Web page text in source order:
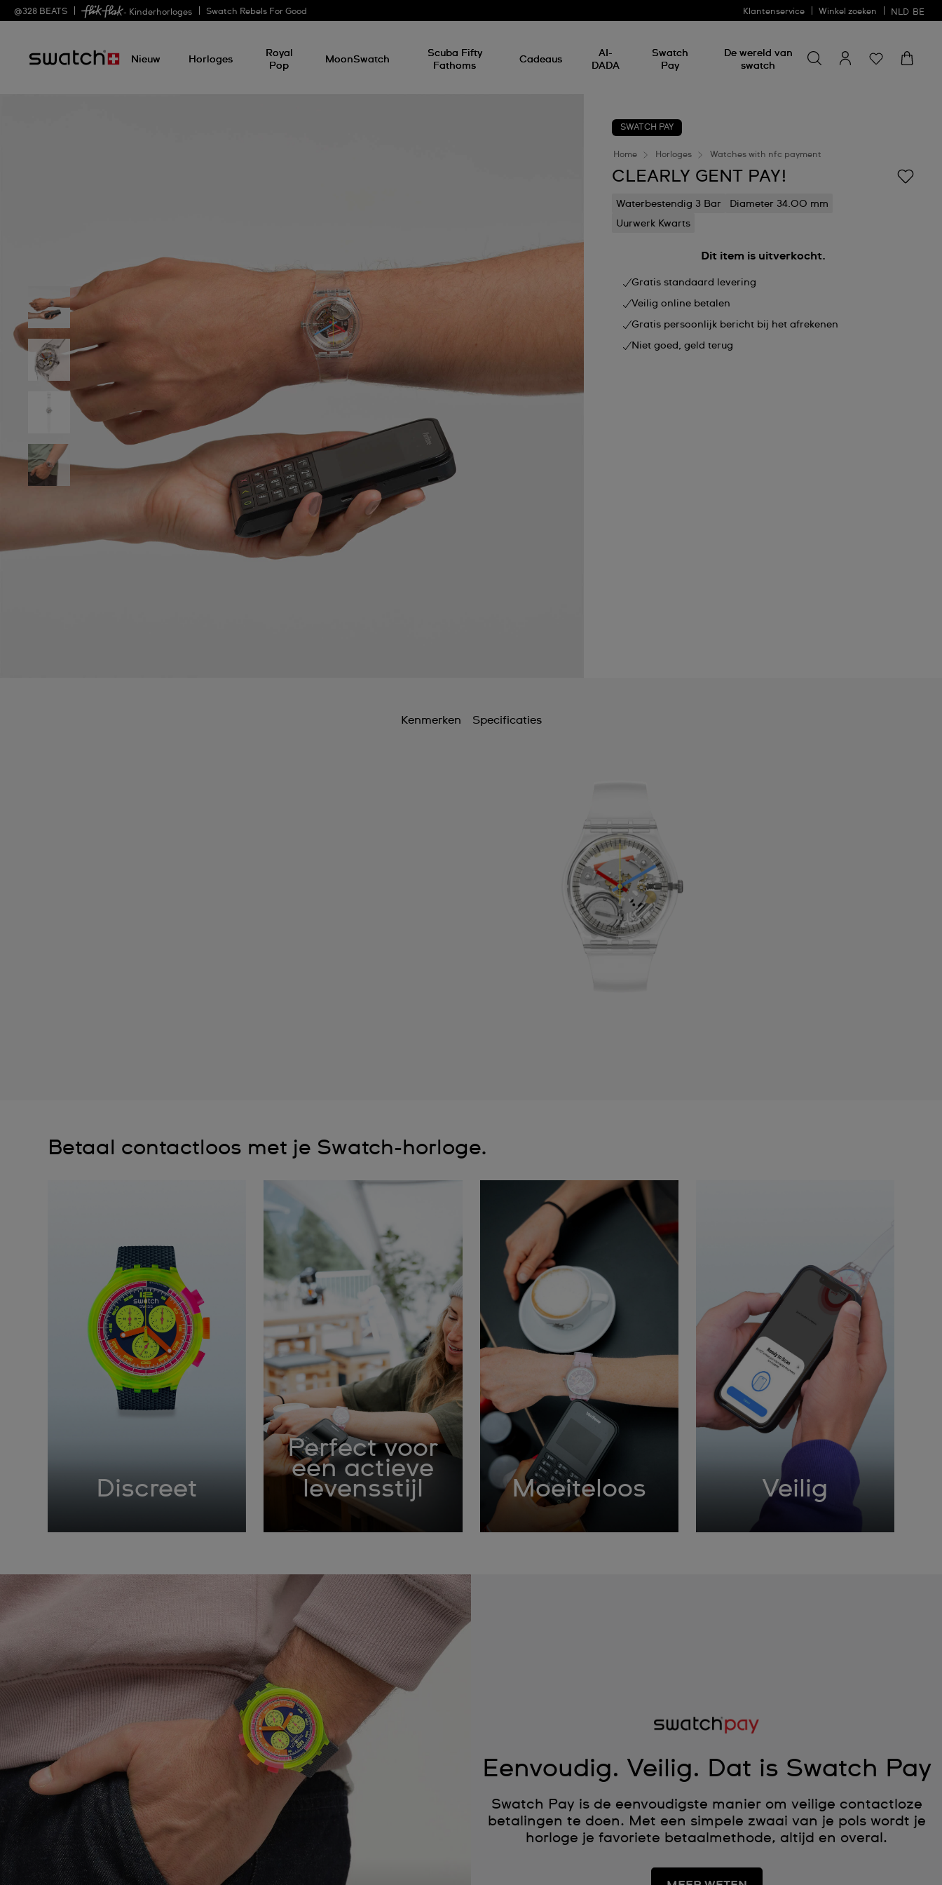
@328 BEATS - Kinderhorloges Swatch Rebels For Good Klantenservice Winkel zoeken NLD BE
Nieuw Horloges
Royal
Pop
MoonSwatch
Scuba Fifty
Fathoms
Cadeaus
AI-
DADA
Swatch
Pay
De wereld van
swatch
naar
iets
SWATCH PAY
Home Horloges Watches with nfc payment
CLEARLY GENT PAY!
Waterbestendig 3 Bar
Diameter 34.00 mm
Uurwerk Kwarts
Dit item is uitverkocht.
Gratis standaard levering
Veilig online betalen
Gratis persoonlijk bericht bij het afrekenen
Niet goed, geld terug
Kenmerken Specificaties
Betaal contactloos met je Swatch-horloge.
Discreet
Perfect voor
een actieve
levensstijl
Moeiteloos Veilig
Eenvoudig. Veilig. Dat is Swatch Pay
Swatch Pay is de eenvoudigste manier om veilige contactloze
betalingen te doen. Met een simpele zwaai van je pols wordt je
horloge je favoriete betaalmethode, altijd en overal.